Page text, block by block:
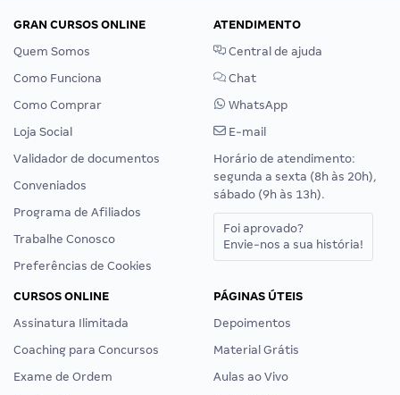
GRAN CURSOS ONLINE
Quem Somos
Como Funciona
Como Comprar
Loja Social
Validador de documentos
Conveniados
Programa de Afiliados
Trabalhe Conosco
Preferências de Cookies
ATENDIMENTO
Central de ajuda
Chat
WhatsApp
E-mail
Horário de atendimento:
segunda a sexta (8h às 20h),
sábado (9h às 13h).
Foi aprovado?
Envie-nos a sua história!
CURSOS ONLINE
Assinatura Ilimitada
Coaching para Concursos
Exame de Ordem
PÁGINAS ÚTEIS
Depoimentos
Material Grátis
Aulas ao Vivo